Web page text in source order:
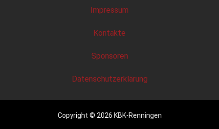
Impressum
Kontakte
Sponsoren
Datenschutzerklärung
Copyright © 2026 KBK-Renningen